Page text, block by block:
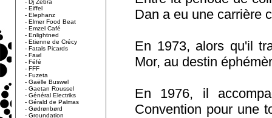
- Dj Zebra
- Eiffel
- Elephanz
- Elmer Food Beat
- Emzel Café
- Enlightned
- Etienne de Crécy
- Fatals Picards
- Fawl
- Féfé
- FFF
- Fuzeta
- Gaëlle Buswel
- Gaetan Roussel
- Général Electriks
- Gérald de Palmas
- Gødrønbørd
- Groundation
Dan a eu une carrière
En 1973, alors qu'il
Mor, au destin
En 1976, il
Convention pour une